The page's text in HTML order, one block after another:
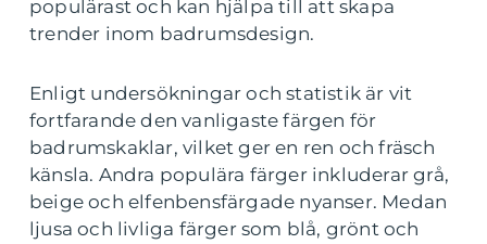
populärast och kan hjälpa till att skapa
trender inom badrumsdesign.
Enligt undersökningar och statistik är vit
fortfarande den vanligaste färgen för
badrumskaklar, vilket ger en ren och fräsch
känsla. Andra populära färger inkluderar grå,
beige och elfenbensfärgade nyanser. Medan
ljusa och livliga färger som blå, grönt och